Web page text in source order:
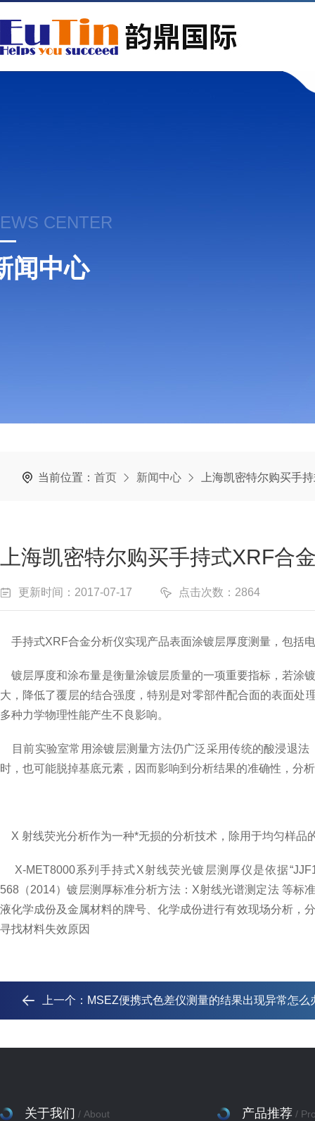
CENTER
闻中心
当前位置： 首页 新闻中心 上海凯密特尔购买手
上海凯密特尔购买手持式XRF合
更新时间：2017-07-17 点击次数：2864
手持式XRF合金分析仪实现产品表面涂镀层厚度测量，包括
镀层厚度和涂布量是衡量涂镀层质量的一项重要指标，若涂
大，降低了覆层的结合强度，特别是对零部件配合面的表面
多种力学物理性能产生不良影响。
目前实验室常用涂镀层测量方法仍广泛采用传统的酸浸退法
时，也可能脱掉基底元素，因而影响到分析结果的准确性，分
X 射线荧光分析作为一种*无损的分析技术，除用于均匀样品
X-MET8000系列手持式X射线荧光镀层测厚仪是依据
568（2014）镀层测厚标准分析方法：X射线光谱测定法 等标
液化学成份及金属材料的牌号、化学成份进行有效现场分析，
寻找材料失效原因
上一个： MSEZ便携式色差仪测量的结果出现异常怎么
关于我们 / About 产品推荐 /